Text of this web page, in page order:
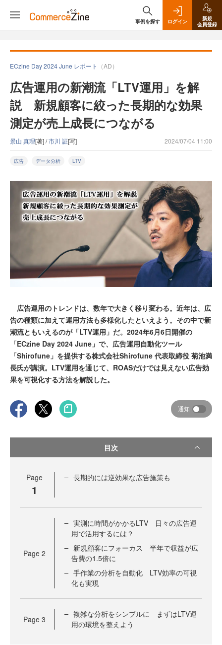
事例を探す ログイン
新規
会員登録
ECzine Day 2024 June レポート （AD）
広告運用の新潮流「LTV運用」を解
説 新規顧客に絞った長期的な効果
測定が売上成長につながる
景山 真理[著] /市川 証[写] 2024/07/04 11:00
広告 データ分析 LTV
広告運用のトレンドは、数年で大きく移り変わる。近年は、広
告の種類に加えて運用方法も多様化したといえよう。その中で新
潮流ともいえるのが「LTV運用」だ。2024年6月6日開催の
「ECzine Day 2024 June」で、広告運用自動化ツール
「Shirofune」を提供する株式会社Shirofune 代表取締役 菊池満
長氏が講演。LTV運用を通じて、ROASだけでは見えない広告効
果を可視化する方法を解説した。
通知
目次
Page
1
長期的には逆効果な広告施策も
Page 2
実測に時間がかかるLTV 日々の広告運
用で活用するには？
新規顧客にフォーカス 半年で収益が広
告費の1.5倍に
手作業の分析を自動化 LTV効率の可視
化も実現
Page 3
複雑な分析をシンプルに まずはLTV運
用の環境を整えよう